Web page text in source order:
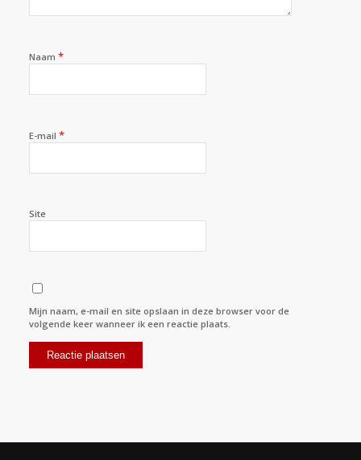
Naam *
E-mail *
Site
Mijn naam, e-mail en site opslaan in deze browser voor de
volgende keer wanneer ik een reactie plaats.